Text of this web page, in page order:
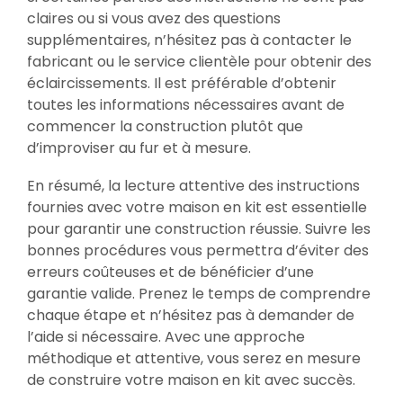
claires ou si vous avez des questions
supplémentaires, n’hésitez pas à contacter le
fabricant ou le service clientèle pour obtenir des
éclaircissements. Il est préférable d’obtenir
toutes les informations nécessaires avant de
commencer la construction plutôt que
d’improviser au fur et à mesure.
En résumé, la lecture attentive des instructions
fournies avec votre maison en kit est essentielle
pour garantir une construction réussie. Suivre les
bonnes procédures vous permettra d’éviter des
erreurs coûteuses et de bénéficier d’une
garantie valide. Prenez le temps de comprendre
chaque étape et n’hésitez pas à demander de
l’aide si nécessaire. Avec une approche
méthodique et attentive, vous serez en mesure
de construire votre maison en kit avec succès.